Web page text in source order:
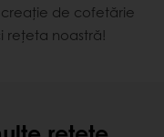
de cofetărie
rețeta noastră!